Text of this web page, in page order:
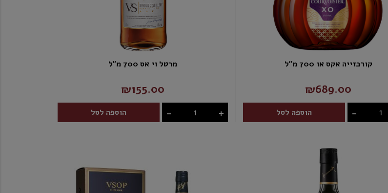
קורבזייה אקס או 700 מ"ל
₪689.00
- הוספה לסל
מרטל וי אס 700 מ"ל
₪155.00
- + הוספה לסל